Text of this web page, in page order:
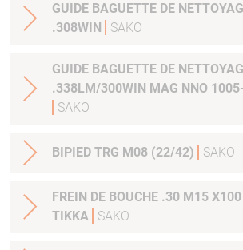
GUIDE BAGUETTE DE
.308WIN
SAKO
GUIDE BAGUETTE DE
.338LM/300WIN MAG NNO
SAKO
BIPIED TRG M08 (22/42) SAKO
FREIN DE BOUCHE .30 M15
TIKKA
SAKO